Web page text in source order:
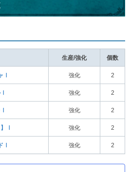
生産/強化 個数
Ⅰ 強化 2
強化 2
強化 2
Ⅰ 強化 2
Ⅰ 強化 2